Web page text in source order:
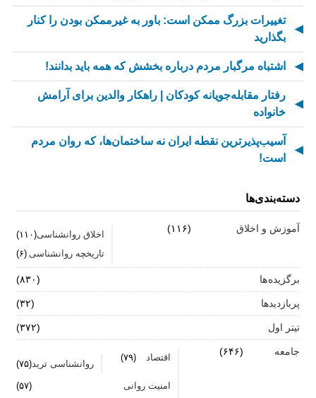
تغییرات بزرگ ممکن است: باور به غیرممکن بودن را کنار
بگذارید
اشتباه مرگبار مردم درباره بخشش که همه باید بدانند!
رفتار مقابله‌جویانه کودکان | راهکار والدین برای آرامش
خانواده
آسیب‌پذیرترین نقطه ایران نه ساختمان‌ها، که روان مردم
است!
حمایت
از کسالت تا انگیزه | راز جذاب شدن کارهای تکراری
مهارت اطلاع‌رسانی اخبار بد: راهنمای کامل «AETHC»
ترندهای عاشقی ۲۰۲۶ که همه را شوکه می‌کند!
رهبران خاکستری | وقتی خم کردن قوانین، قدرت می‌آورد
فناوری‌های نوین جایگزین تجربه انسانی در روان‌شناسی
روان‌شناسی زرد | جاذبه‌ها، چالش‌ها و آسیب‌ها
دسته‌بندی‌ها
آموزش و اخلاق (۱۱۶)
اخلاق روانشناسی(۱۱۰)
تاریخچه روانشناسی (۶)
برگزیده ها (۸۳۰)
پربازدیدها (۳۲)
تیتر اول (۳۷۲)
جامعه (۶۴۶)
اقتصاد (۷۹)
روانشناسی ترید(۷۵)
امنیت روانی (۵۷)